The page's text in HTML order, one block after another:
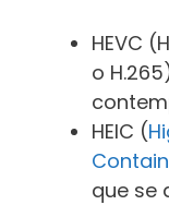
HEVC
o
HEIC (
que se